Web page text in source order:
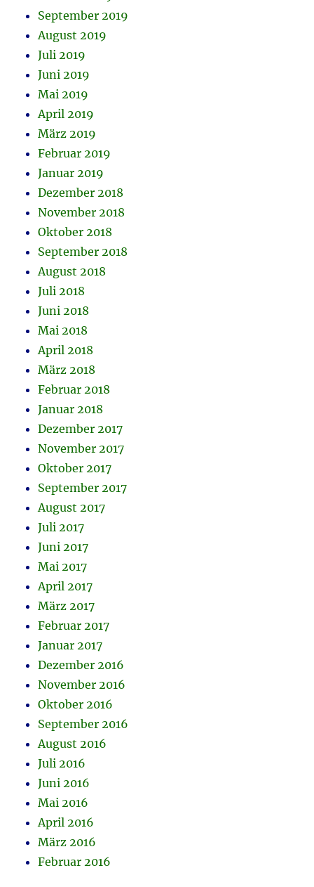
September 2019
August 2019
Juli 2019
Juni 2019
Mai 2019
April 2019
März 2019
Februar 2019
Januar 2019
Dezember 2018
November 2018
Oktober 2018
September 2018
August 2018
Juli 2018
Juni 2018
Mai 2018
April 2018
März 2018
Februar 2018
Januar 2018
Dezember 2017
November 2017
Oktober 2017
September 2017
August 2017
Juli 2017
Juni 2017
Mai 2017
April 2017
März 2017
Februar 2017
Januar 2017
Dezember 2016
November 2016
Oktober 2016
September 2016
August 2016
Juli 2016
Juni 2016
Mai 2016
April 2016
März 2016
Februar 2016